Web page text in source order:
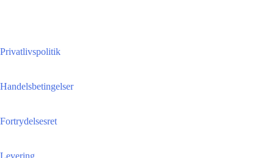
Privatlivspolitik
Handelsbetingelser
Fortrydelsesret